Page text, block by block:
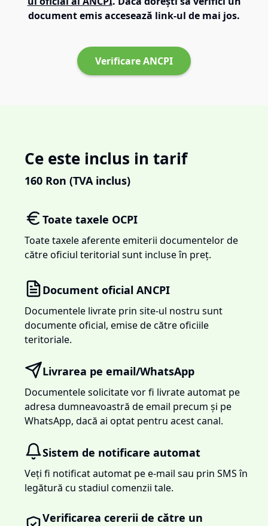
document emis accesează link-ul de mai jos.
Verificare ANCPI
Ce este inclus in tarif
160 Ron (TVA inclus)
Toate taxele OCPI
Toate taxele aferente emiterii documentelor de
către oficiul teritorial sunt incluse în preț.
Document oficial ANCPI
Documentele livrate prin site-ul nostru sunt
documente oficial, emise de către oficiile
teritoriale.
Livrarea pe email/WhatsApp
Documentele solicitate vor fi livrate automat pe
adresa dumneavoastră de email precum și pe
WhatsApp, dacă ai optat pentru acest canal.
Sistem de notificare automat
Veți fi notificat automat pe e-mail sau prin SMS în
legătură cu stadiul comenzii tale.
Verificarea cererii de către un